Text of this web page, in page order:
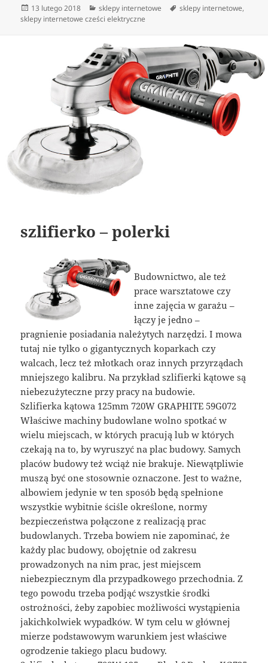
Data
publikacji
13 lutego 2018 Kategorie
sklepy internetowe Tagi
sklepy internetowe,
sklepy internetowe cześci elektryczne
szlifierko – polerki
Budownictwo, ale też
prace warsztatowe czy
inne zajęcia w garażu –
łączy je jedno –
pragnienie posiadania należytych narzędzi. I mowa
tutaj nie tylko o gigantycznych koparkach czy
walcach, lecz też młotkach oraz innych przyrządach
mniejszego kalibru. Na przykład szlifierki kątowe są
niebezużyteczne przy pracy na budowie.
Szlifierka kątowa 125mm 720W GRAPHITE 59G072
Właściwe machiny budowlane wolno spotkać w
wielu miejscach, w których pracują lub w których
czekają na to, by wyruszyć na plac budowy. Samych
placów budowy też wciąż nie brakuje. Niewątpliwie
muszą być one stosownie oznaczone. Jest to ważne,
albowiem jedynie w ten sposób będą spełnione
wszystkie wybitnie ściśle określone, normy
bezpieczeństwa połączone z realizacją prac
budowlanych. Trzeba bowiem nie zapominać, że
każdy plac budowy, obojętnie od zakresu
prowadzonych na nim prac, jest miejscem
niebezpiecznym dla przypadkowego przechodnia. Z
tego powodu trzeba podjąć wszystkie środki
ostrożności, żeby zapobiec możliwości wystąpienia
jakichkolwiek wypadków. W tym celu w głównej
mierze podstawowym warunkiem jest właściwe
ogrodzenie takiego placu budowy.